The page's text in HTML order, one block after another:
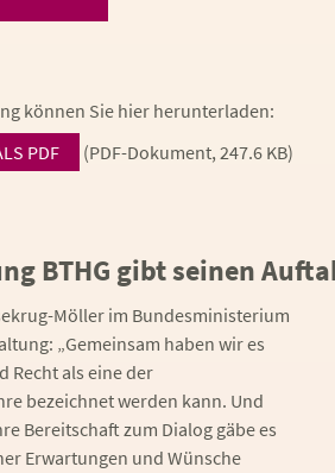
können Sie hier herunterladen:
PDF
(PDF-Dokument, 247.6 KB)
BTHG gibt seinen
Möller im Bundesministerium
„Gemeinsam haben wir es
Recht als eine der
bezeichnet werden kann. Und
Bereitschaft zum Dialog gäbe es
Erwartungen und Wünsche